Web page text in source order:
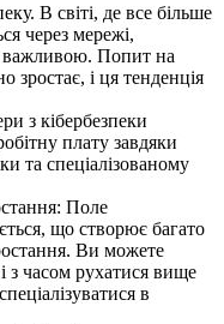
В світі, де все більше
через мережі,
важливою. Попит на
зростає, і ця тенденція
з кібербезпеки
плату завдяки
та спеціалізованому
Поле
що створює багато
Ви можете
з часом рухатися вище
в